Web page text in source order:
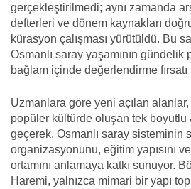
gerçekleştirilmedi; aynı zamanda
defterleri ve dönem kaynakları
kürasyon çalışması yürütüldü. Bu
Osmanlı saray yaşamının gündelik
bağlam içinde değerlendirme fırsatı
Uzmanlara göre yeni açılan alanlar,
popüler kültürde oluşan tek boyutlu
geçerek, Osmanlı saray sisteminin
organizasyonunu, eğitim yapısını
ortamını anlamaya katkı sunuyor.
Haremi, yalnızca mimari bir yapı